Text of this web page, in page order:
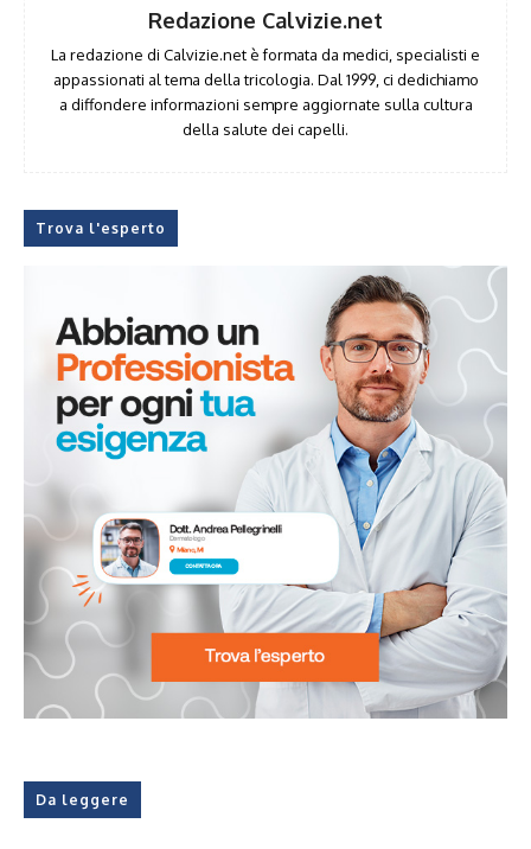
Redazione Calvizie.net
La redazione di Calvizie.net è formata da medici, specialisti e
appassionati al tema della tricologia. Dal 1999, ci dedichiamo
a diffondere informazioni sempre aggiornate sulla cultura
della salute dei capelli.
Trova l'esperto
Da leggere